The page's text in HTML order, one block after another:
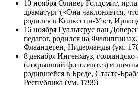
10 ноября Оливер Голдсмит,
драматург («Она наклоняется,
родился в Килкенни-Уэст,
16 ноября Гуальтерус ван
педагог, родился на
Флаандерен, Нидерланды (ум.
8 декабря Ингенхауз,
(открывший фотосинтез) и
родившейся в Бреде, Стаатс-
Республика (ум. 1799)